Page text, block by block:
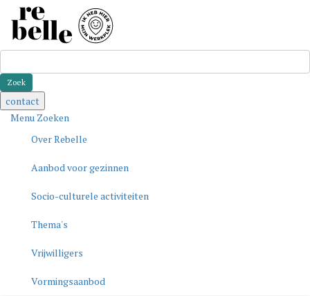
contact
Menu Zoeken
Over Rebelle
Aanbod voor gezinnen
Socio-culturele activiteiten
Thema's
Vrijwilligers
Vormingsaanbod